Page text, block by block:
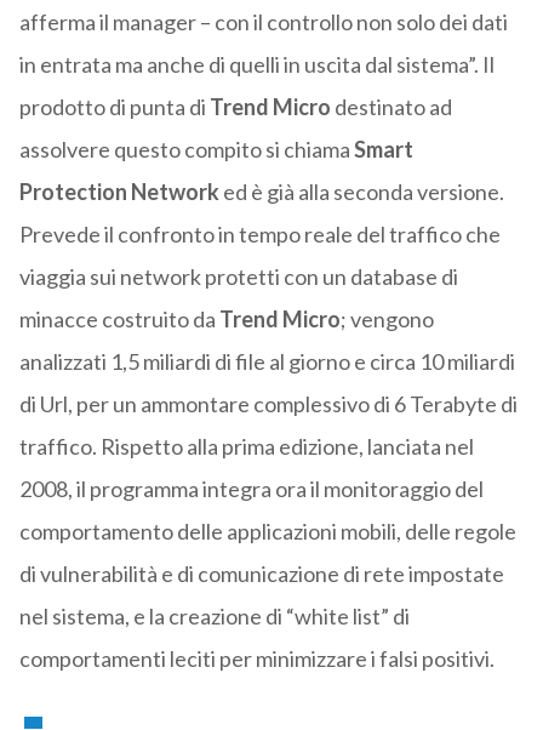
afferma il manager – con il controllo non solo dei dati
in entrata ma anche di quelli in uscita dal sistema”. Il
prodotto di punta di Trend Micro destinato ad
assolvere questo compito si chiamaSmart
Protection Networked è già alla seconda versione.
Prevede il confronto in tempo reale del traffico che
viaggia sui network protetti con un database di
minacce costruito da Trend Micro; vengono
analizzati 1,5 miliardi di file al giorno e circa 10 miliardi
di Url, per un ammontare complessivo di 6 Terabyte di
traffico. Rispetto alla prima edizione, lanciata nel
2008, il programma integra ora il monitoraggio del
comportamento delle applicazioni mobili, delle regole
di vulnerabilità e di comunicazione di rete impostate
nel sistema, e la creazione di “white list” di
comportamenti leciti per minimizzare i falsi positivi.